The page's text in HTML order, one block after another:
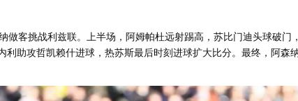
做客挑战利兹联。上半场，阿姆帕杜远射踢高，苏比门迪头球破门
利助攻哲凯赖什进球，热苏斯最后时刻进球扩大比分。最终，阿森